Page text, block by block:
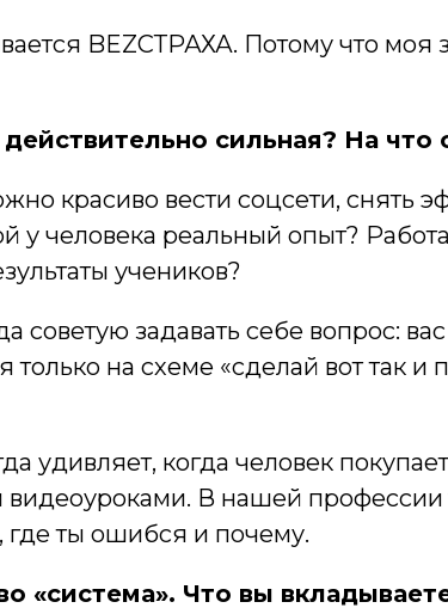
BEZСТРАХА. Потому что моя
сильная? На
красиво вести соцсети, снять
у человека реальный опыт?
учеников?
советую задавать себе вопрос:
на схеме «сделай вот так и
удивляет, когда человек
В нашей профессии
где ты ошибся и почему.
«система». Что вы